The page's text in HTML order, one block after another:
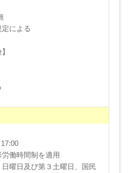
による
働時間制を適用
曜日及び第３土曜日、国民